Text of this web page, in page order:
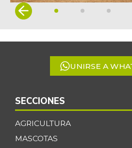
Item
5
UNIRSE A
SECCIONES
AGRICULTURA
MASCOTAS